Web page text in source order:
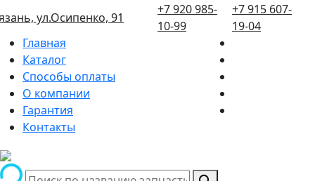
ул.Осипенко, 91
+7 920 985-
10-99
+7 915 607-
19-04
Главная
Каталог
Способы оплаты
О компании
Гарантия
Контакты